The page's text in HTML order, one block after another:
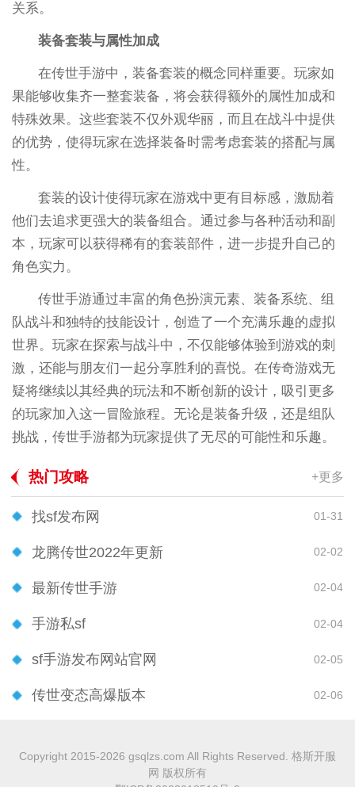
关系。
装备套装与属性加成
在传世手游中，装备套装的概念同样重要。玩家如
果能够收集齐一整套装备，将会获得额外的属性加成和
特殊效果。这些套装不仅外观华丽，而且在战斗中提供
的优势，使得玩家在选择装备时需考虑套装的搭配与属
性。
套装的设计使得玩家在游戏中更有目标感，激励着
他们去追求更强大的装备组合。通过参与各种活动和副
本，玩家可以获得稀有的套装部件，进一步提升自己的
角色实力。
传世手游通过丰富的角色扮演元素、装备系统、组
队战斗和独特的技能设计，创造了一个充满乐趣的虚拟
世界。玩家在探索与战斗中，不仅能够体验到游戏的刺
激，还能与朋友们一起分享胜利的喜悦。在传奇游戏无
疑将继续以其经典的玩法和不断创新的设计，吸引更多
的玩家加入这一冒险旅程。无论是装备升级，还是组队
挑战，传世手游都为玩家提供了无尽的可能性和乐趣。
热门攻略 +更多
找sf发布网 01-31
龙腾传世2022年更新 02-02
最新传世手游 02-04
手游私sf 02-04
sf手游发布网站官网 02-05
传世变态高爆版本 02-06
Copyright 2015-2026 gsqlzs.com All Rights Reserved. 格斯开服
网 版权所有